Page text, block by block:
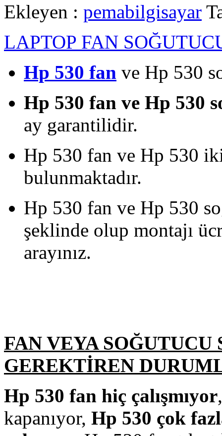
Ekleyen : pemabilgisayar
LAPTOP FAN
Hp 530 fan ve Hp 530
Hp 530 fan ve Hp 530
ay garantilidir.
Hp 530 fan ve Hp 530
bulunmaktadır.
Hp 530 fan ve Hp 530
şeklinde olup montajı
arayınız.
FAN VEYA
GEREKTİREN
Hp 530 fan hiç çalışmıyor
kapanıyor, Hp 530 çok